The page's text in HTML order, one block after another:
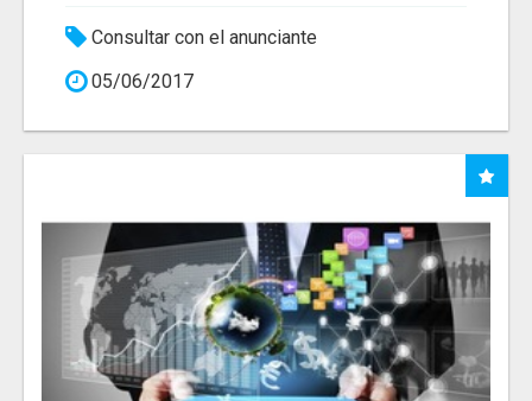
Consultar con el anunciante
05/06/2017